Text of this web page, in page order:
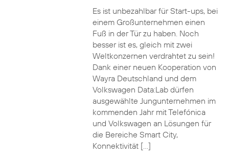
Es ist unbezahlbar für Start-ups, bei
einem Großunternehmen einen
Fuß in der Tür zu haben. Noch
besser ist es, gleich mit zwei
Weltkonzernen verdrahtet zu sein!
Dank einer neuen Kooperation von
Wayra Deutschland und dem
Volkswagen Data:Lab dürfen
ausgewählte Jungunternehmen im
kommenden Jahr mit Telefónica
und Volkswagen an Lösungen für
die Bereiche Smart City,
Konnektivität […]